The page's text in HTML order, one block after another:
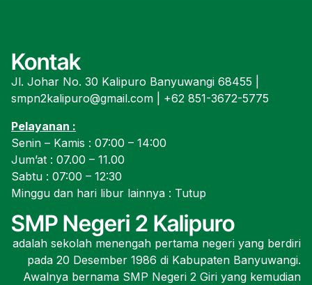
Kontak
Jl. Johar No. 30 Kalipuro Banyuwangi 68455 |
smpn2kalipuro@gmail.com | +62 851-3672-5775
Pelayanan :
Senin – Kamis : 07:00 – 14:00
Jum’at : 07.00 – 11.00
Sabtu : 07:00 – 12:30
Minggu dan hari libur lainnya : Tutup
SMP Negeri 2 Kalipuro
adalah sekolah menengah pertama negeri yang berdiri
pada 20 Desember 1986 di Kabupaten Banyuwangi.
Awalnya bernama SMP Negeri 2 Giri yang kemudian